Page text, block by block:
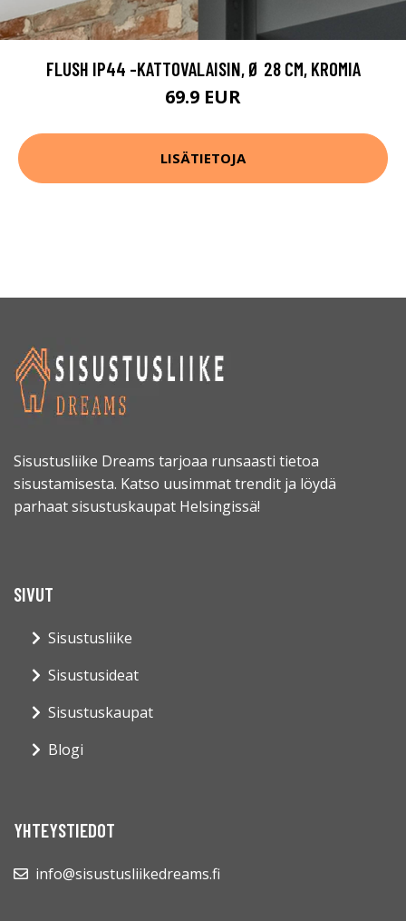
FLUSH IP44 -KATTOVALAISIN, Ø 28 CM, KROMIA
69.9 EUR
LISÄTIETOJA
Sisustusliike Dreams tarjoaa runsaasti tietoa
sisustamisesta. Katso uusimmat trendit ja löydä
parhaat sisustuskaupat Helsingissä!
SIVUT
Sisustusliike
Sisustusideat
Sisustuskaupat
Blogi
YHTEYSTIEDOT
info@sisustusliikedreams.fi